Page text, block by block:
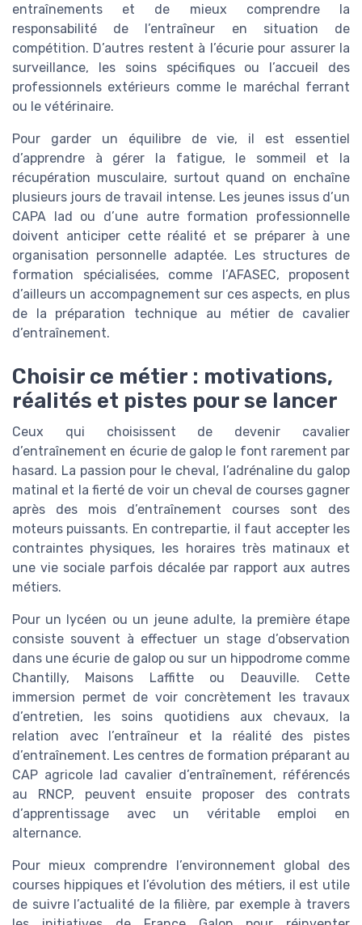
entraînements et de mieux comprendre la
responsabilité de l’entraîneur en situation de
compétition. D’autres restent à l’écurie pour assurer la
surveillance, les soins spécifiques ou l’accueil des
professionnels extérieurs comme le maréchal ferrant
ou le vétérinaire.
Pour garder un équilibre de vie, il est essentiel
d’apprendre à gérer la fatigue, le sommeil et la
récupération musculaire, surtout quand on enchaîne
plusieurs jours de travail intense. Les jeunes issus d’un
CAPA lad ou d’une autre formation professionnelle
doivent anticiper cette réalité et se préparer à une
organisation personnelle adaptée. Les structures de
formation spécialisées, comme l’AFASEC, proposent
d’ailleurs un accompagnement sur ces aspects, en plus
de la préparation technique au métier de cavalier
d’entraînement.
Choisir ce métier : motivations,
réalités et pistes pour se lancer
Ceux qui choisissent de devenir cavalier
d’entraînement en écurie de galop le font rarement par
hasard. La passion pour le cheval, l’adrénaline du galop
matinal et la fierté de voir un cheval de courses gagner
après des mois d’entraînement courses sont des
moteurs puissants. En contrepartie, il faut accepter les
contraintes physiques, les horaires très matinaux et
une vie sociale parfois décalée par rapport aux autres
métiers.
Pour un lycéen ou un jeune adulte, la première étape
consiste souvent à effectuer un stage d’observation
dans une écurie de galop ou sur un hippodrome comme
Chantilly, Maisons Laffitte ou Deauville. Cette
immersion permet de voir concrètement les travaux
d’entretien, les soins quotidiens aux chevaux, la
relation avec l’entraîneur et la réalité des pistes
d’entraînement. Les centres de formation préparant au
CAP agricole lad cavalier d’entraînement, référencés
au RNCP, peuvent ensuite proposer des contrats
d’apprentissage avec un véritable emploi en
alternance.
Pour mieux comprendre l’environnement global des
courses hippiques et l’évolution des métiers, il est utile
de suivre l’actualité de la filière, par exemple à travers